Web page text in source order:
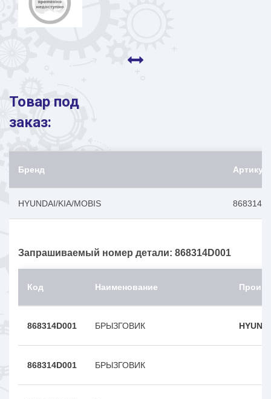
Товар под
заказ:
Бренд Артикул
HYUNDAI/KIA/MOBIS
Запрашиваемый номер детали: 868314D001
Код Наименование
868314D001 БРЫЗГОВИК
868314D001 БРЫЗГОВИК